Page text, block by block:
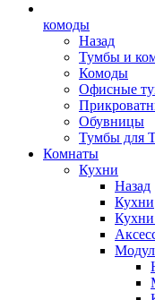
комоды
Назад
Тумбы и
Комоды
Офисные
Обувницы
Тумбы для
Комнаты
Кухни
Назад
Кухни
Кухни